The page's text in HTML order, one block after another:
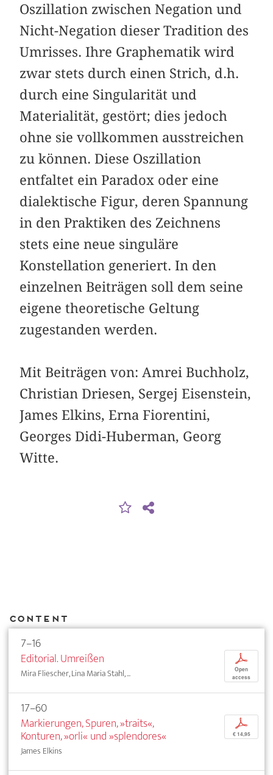
Oszillation zwischen Negation und
Nicht-Negation dieser Tradition des
Umrisses. Ihre Graphematik wird
zwar stets durch einen Strich, d.h.
durch eine Singularität und
Materialität, gestört; dies jedoch
ohne sie vollkommen ausstreichen
zu können. Diese Oszillation
entfaltet ein Paradox oder eine
dialektische Figur, deren Spannung
in den Praktiken des Zeichnens
stets eine neue singuläre
Konstellation generiert. In den
einzelnen Beiträgen soll dem seine
eigene theoretische Geltung
zugestanden werden.
Mit Beiträgen von: Amrei Buchholz,
Christian Driesen, Sergej Eisenstein,
James Elkins, Erna Fiorentini,
Georges Didi-Huberman, Georg
Witte.
Content
7–16
Editorial. Umreißen
Mira Fliescher, Lina Maria Stahl, ...
p
Open
access
17–60
Markierungen, Spuren, »traits«,
Konturen, »orli« und »splendores«
James Elkins
p
€ 14,95